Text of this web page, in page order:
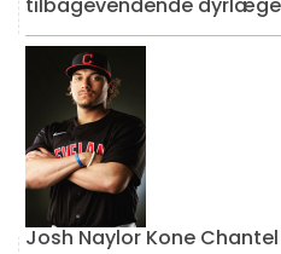
tilbagevendende
Josh Naylor Kone